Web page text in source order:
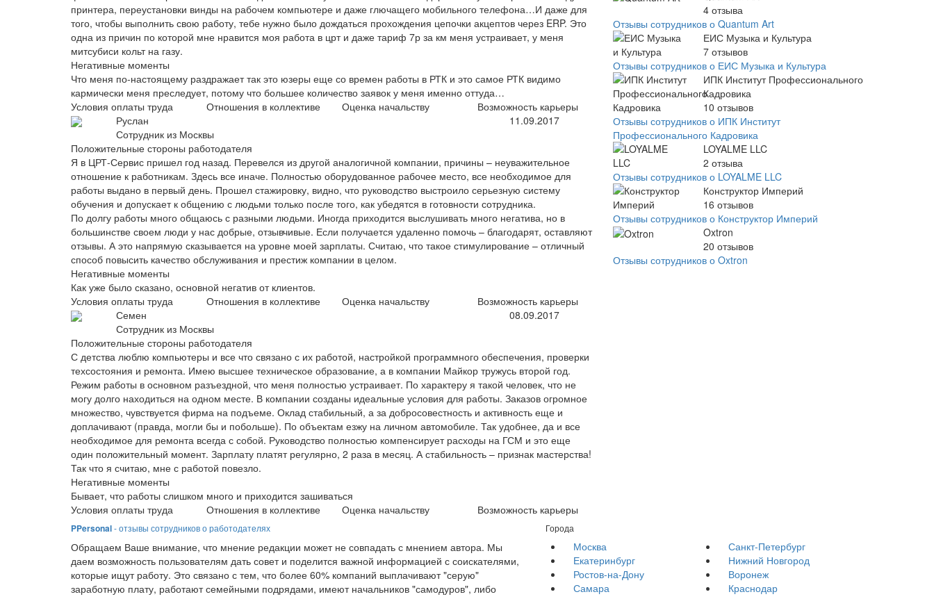
принтера, переустановки винды на рабочем компьютере и даже глючащего мобильного телефона…И даже для
того, чтобы выполнить свою работу, тебе нужно было дождаться прохождения цепочки акцептов через ERP. Это
одна из причин по которой мне нравится моя работа в црт и даже тариф 7р за км меня устраивает, у меня
митсубиси кольт на газу.
Негативные моменты
Что меня по-настоящему раздражает так это юзеры еще со времен работы в РТК и это самое РТК видимо
кармически меня преследует, потому что большее количество заявок у меня именно оттуда…
Условия оплаты труда
Отношения в коллективе Оценка начальству
Возможность карьеры
Руслан
Сотрудник из Москвы
11.09.2017
Положительные стороны работодателя
Я в ЦРТ-Сервис пришел год назад. Перевелся из другой аналогичной компании, причины – неуважительное
отношение к работникам. Здесь все иначе. Полностью оборудованное рабочее место, все необходимое для
работы выдано в первый день. Прошел стажировку, видно, что руководство выстроило серьезную систему
обучения и допускает к общению с людьми только после того, как убедятся в готовности сотрудника.
По долгу работы много общаюсь с разными людьми. Иногда приходится выслушивать много негатива, но в
большинстве своем люди у нас добрые, отзывчивые. Если получается удаленно помочь – благодарят, оставляют
отзывы. А это напрямую сказывается на уровне моей зарплаты. Считаю, что такое стимулирование – отличный
способ повысить качество обслуживания и престиж компании в целом.
Негативные моменты
Как уже было сказано, основной негатив от клиентов.
Условия оплаты труда
Отношения в коллективе Оценка начальству
Возможность карьеры
Семен
Сотрудник из Москвы
08.09.2017
Положительные стороны работодателя
С детства люблю компьютеры и все что связано с их работой, настройкой программного обеспечения, проверки
техсостояния и ремонта. Имею высшее техническое образование, а в компании Майкор тружусь второй год.
Режим работы в основном разъездной, что меня полностью устраивает. По характеру я такой человек, что не
могу долго находиться на одном месте. В компании созданы идеальные условия для работы. Заказов огромное
множество, чувствуется фирма на подъеме. Оклад стабильный, а за добросовестность и активность еще и
доплачивают (правда, могли бы и побольше). По объектам езжу на личном автомобиле. Так удобнее, да и все
необходимое для ремонта всегда с собой. Руководство полностью компенсирует расходы на ГСМ и это еще
один положительный момент. Зарплату платят регулярно, 2 раза в месяц. А стабильность – признак мастерства!
Так что я считаю, мне с работой повезло.
Негативные моменты
Бывает, что работы слишком много и приходится зашиваться
Условия оплаты труда
Отношения в коллективе Оценка начальству Возможность карьеры
4 отзыва
Отзывы сотрудников о Quantum Art
ЕИС Музыка и Культура
7 отзывов
Отзывы сотрудников о ЕИС Музыка и Культура
ИПК Институт Профессионального
Кадровика
10 отзывов
Отзывы сотрудников о ИПК Институт
Профессионального Кадровика
LOYALME LLC
2 отзыва
Отзывы сотрудников о LOYALME LLC
Конструктор Империй
16 отзывов
Отзывы сотрудников о Конструктор Империй
Oxtron
20 отзывов
Отзывы сотрудников о Oxtron
PPersonal- отзывы сотрудников о работодателях
Обращаем Ваше внимание, что мнение редакции может не совпадать с мнением автора. Мы
даем возможность пользователям дать совет и поделится важной информацией с соискателями,
которые ищут работу. Это связано с тем, что более 60% компаний выплачивают "серую"
заработную плату, работают семейными подрядами, имеют начальников "самодуров", либо
Города
Москва
Санкт-Петербург
Екатеринбург
Нижний Новгород
Ростов-на-Дону
Воронеж
Самара
Краснодар